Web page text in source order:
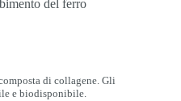
del ferro
di collagene. Gli
e biodisponibile.